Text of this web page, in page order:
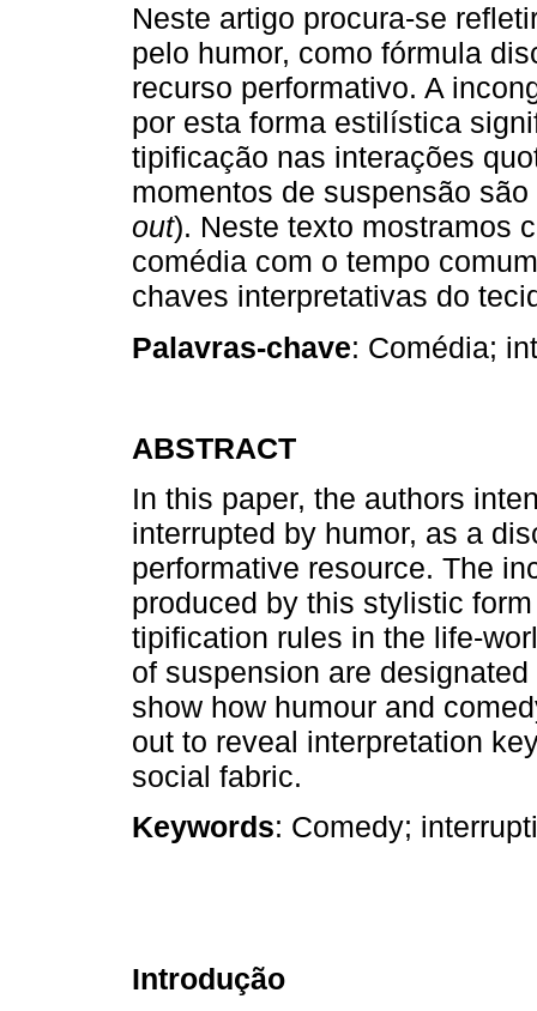
Neste artigo procura-se
pelo humor, como fórmula
recurso performativo. A
por esta forma estilística
tipificação nas interações
momentos de suspensão
out). Neste texto mostramos
comédia com o tempo
chaves interpretativas do
Palavras-chave: Comédia;
ABSTRACT
In this paper, the authors
interrupted by humor, as a
performative resource. The
produced by this stylistic
tipification rules in the life-
of suspension are
show how humour and
out to reveal interpretation
social fabric.
Keywords: Comedy;
Introdução